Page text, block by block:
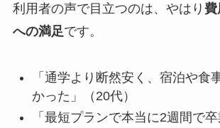
利用者の声で目立つのは、やはり 費
への満足です。
「通学より断然安く、宿泊や食
かった」（20代）
「最短プランで本当に2週間で